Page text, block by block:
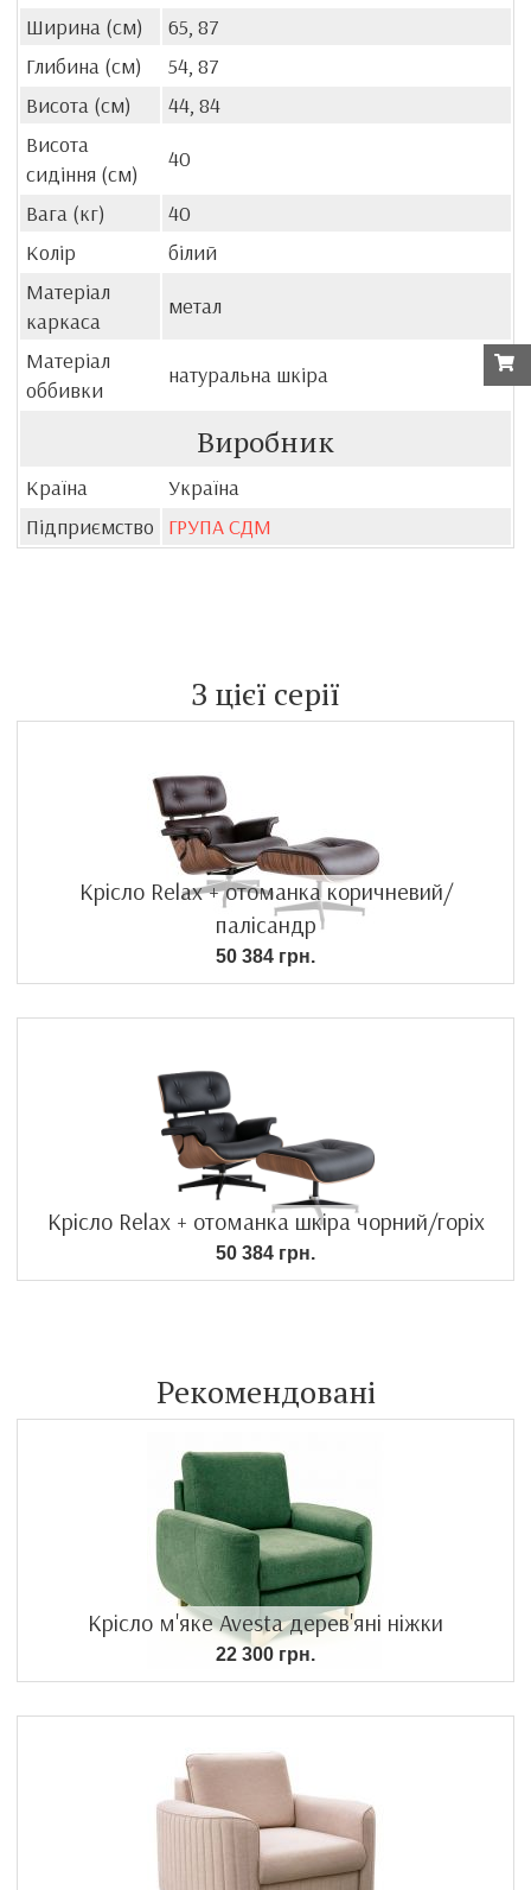
Ширина (см)
65, 87
Глибина (см)
54, 87
Висота (см)
44, 84
Висота
сидіння (см)
40
Вага (кг)
40
Колір
білий
Матеріал
каркаса
метал
Матеріал
оббивки
натуральна шкіра
Виробник
Країна
Україна
Підприємство
ГРУПА СДМ
З цієї серії
Крісло Relax + отоманка коричневий/
палісандр
50 384 грн.
Крісло Relax + отоманка шкіра чорний/горіх
50 384 грн.
Рекомендовані
Крісло м'яке Avesta дерев'яні ніжки
22 300 грн.